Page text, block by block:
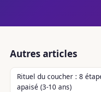
Autres articles
Rituel du coucher : 8
apaisé (3-10 ans)